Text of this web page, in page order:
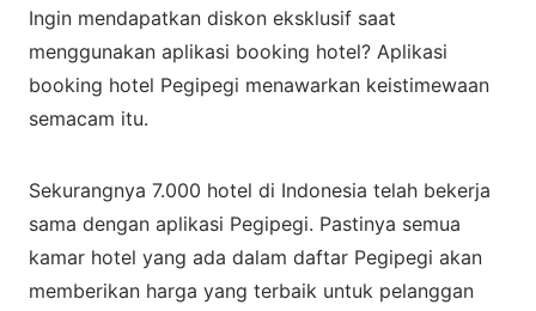
Ingin mendapatkan diskon eksklusif saat
menggunakan aplikasi booking hotel? Aplikasi
booking hotel Pegipegi menawarkan keistimewaan
semacam itu.
Sekurangnya 7.000 hotel di Indonesia telah bekerja
sama dengan aplikasi Pegipegi. Pastinya semua
kamar hotel yang ada dalam daftar Pegipegi akan
memberikan harga yang terbaik untuk pelanggan